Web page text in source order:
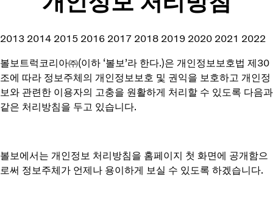
2013 2014 2015 2016 2017 2018 2019 2020 2021 2022
볼보트럭코리아㈜(이하 ‘볼보’라 한다.)은 개인정보보호법 제30
조에 따라 정보주체의 개인정보보호 및 권익을 보호하고 개인정
보와 관련한 이용자의 고충을 원활하게 처리할 수 있도록 다음과
같은 처리방침을 두고 있습니다.
볼보에서는 개인정보 처리방침을 홈페이지 첫 화면에 공개함으
로써 정보주체가 언제나 용이하게 보실 수 있도록 하겠습니다.